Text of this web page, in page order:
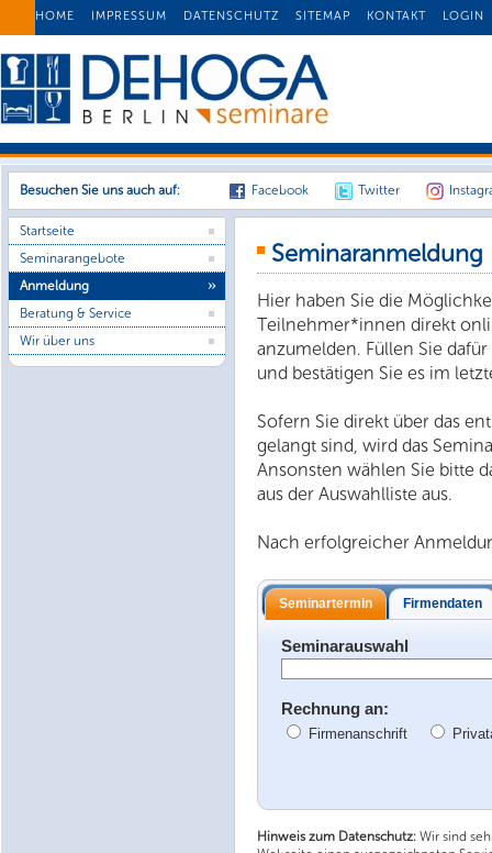
HOME IMPRESSUM DATENSCHUTZ SITEMAP KONTAKT LOGIN
Besuchen Sie uns auch auf: Facebook Twitter
Startseite
Seminarangebote
Anmeldung
Beratung & Service
Wir über uns
Seminaranmeldung
Hier haben Sie die
Teilnehmer*innen direkt
anzumelden. Füllen Sie
und bestätigen Sie es im
Sofern Sie direkt über das
gelangt sind, wird das
Ansonsten wählen Sie bitte
aus der Auswahlliste aus.
Nach erfolgreicher
Seminartermin Firmendaten
Seminarauswahl
Rechnung an:
Firmenanschrift
Hinweis zum Datenschutz: Wir sind